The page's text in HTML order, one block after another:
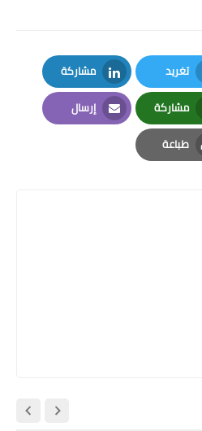
تغريد
Twitter
مشاركة
LinkedIn
مشاركة
Whatsapp
إرسال
Email
طباعة
Print